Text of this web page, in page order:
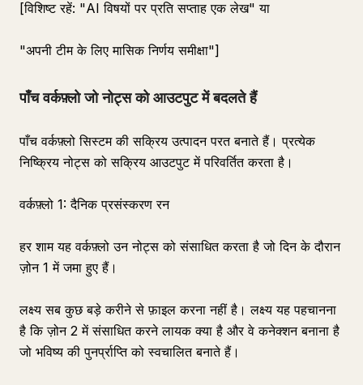
[विशिष्ट रहें: "AI विषयों पर प्रति सप्ताह एक लेख" या
"अपनी टीम के लिए मासिक निर्णय समीक्षा"]
पाँच वर्कफ़्लो जो नोट्स को आउटपुट में बदलते हैं
पाँच वर्कफ़्लो सिस्टम की सक्रिय उत्पादन परत बनाते हैं। प्रत्येक
निष्क्रिय नोट्स को सक्रिय आउटपुट में परिवर्तित करता है।
वर्कफ़्लो 1: दैनिक प्रसंस्करण रन
हर शाम यह वर्कफ़्लो उन नोट्स को संसाधित करता है जो दिन के दौरान
ज़ोन 1 में जमा हुए हैं।
लक्ष्य सब कुछ बड़े करीने से फ़ाइल करना नहीं है। लक्ष्य यह पहचानना
है कि ज़ोन 2 में संसाधित करने लायक क्या है और वे कनेक्शन बनाना है
जो भविष्य की पुनर्प्राप्ति को स्वचालित बनाते हैं।